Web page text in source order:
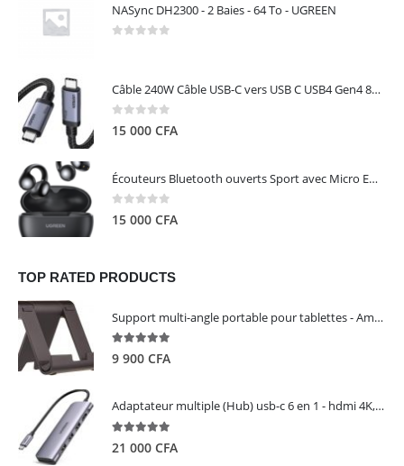
NASync DH2300 - 2 Baies - 64 To - UGREEN
Câble 240W Câble USB-C vers USB C USB4 Gen4 80Gbps pour Thunderbolt 5/4/3, Premium 18K double écran triple 4K PD3.1 - UGREEN
0 out of 5
15 000 CFA
Écouteurs Bluetooth ouverts Sport avec Micro ENC IPX5 – HiTune S3 UGREEN 45785
0 out of 5
15 000 CFA
TOP RATED PRODUCTS
Support multi-angle portable pour tablettes - Amazon Basics
5.00out of 5
9 900 CFA
Adaptateur multiple (Hub) usb-c 6 en 1 - hdmi 4K, 3 ports USB 3.0 et lecteur de carte sd tf - UGREEN
5.00out of 5
21 000 CFA